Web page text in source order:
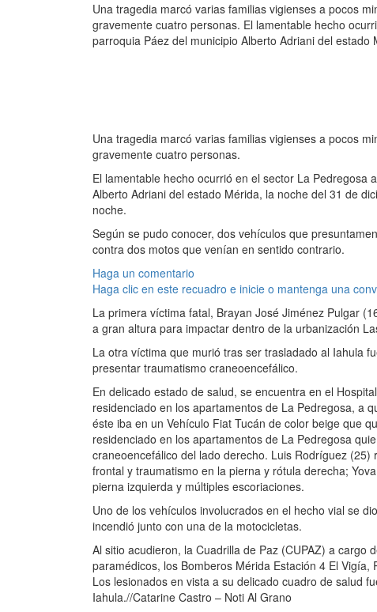
Una tragedia marcó varias familias vigienses a pocos
gravemente cuatro personas. El lamentable hecho
parroquia Páez del municipio Alberto Adriani del
Una tragedia marcó varias familias vigienses a pocos
gravemente cuatro personas.
El lamentable hecho ocurrió en el sector La Pedregosa
Alberto Adriani del estado Mérida, la noche del 31 de
noche.
Según se pudo conocer, dos vehículos que
contra dos motos que venían en sentido contrario.
Haga un comentario
Haga clic en este recuadro e inicie o mantenga una
La primera víctima fatal, Brayan José Jiménez Pulgar
a gran altura para impactar dentro de la urbanización
La otra víctima que murió tras ser trasladado al Iahula
presentar traumatismo craneoencefálico.
En delicado estado de salud, se encuentra en el
residenciado en los apartamentos de La Pedregosa, a
éste iba en un Vehículo Fiat Tucán de color beige que
residenciado en los apartamentos de La Pedregosa
craneoencefálico del lado derecho. Luis Rodríguez
frontal y traumatismo en la pierna y rótula derecha;
pierna izquierda y múltiples escoriaciones.
Uno de los vehículos involucrados en el hecho vial se
incendió junto con una de la motocicletas.
Al sitio acudieron, la Cuadrilla de Paz (CUPAZ) a
paramédicos, los Bomberos Mérida Estación 4 El
Los lesionados en vista a su delicado cuadro de salud
Iahula.//Catarine Castro – Noti Al Grano